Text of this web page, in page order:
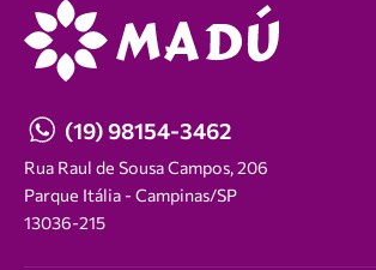
(19) 98154-3462
Rua Raul de Sousa Campos, 206
Parque Itália - Campinas/SP
13036-215